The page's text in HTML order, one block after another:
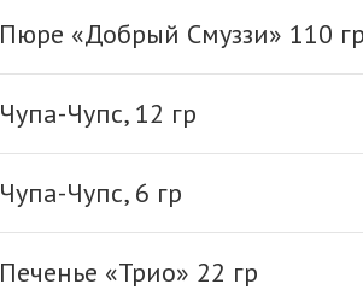
Пюре «Добрый Смуззи» 110 гр
Чупа-Чупс, 12 гр
Чупа-Чупс, 6 гр
Печенье «Трио» 22 гр